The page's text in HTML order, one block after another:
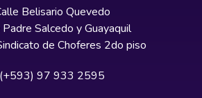
Belisario Quevedo
Salcedo y Guayaquil
de Choferes 2do piso
(+593) 97 933 2595